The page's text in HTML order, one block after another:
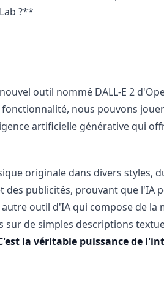
?**
outil nommé DALL-E 2
nous pouvons
artificielle générative qui
originale dans divers styles,
des publicités, prouvant que l'IA
outil d'IA qui compose de la
sur de simples descriptions
la véritable puissance de